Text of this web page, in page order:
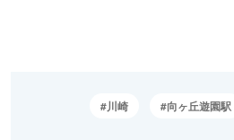
川崎 向ヶ丘遊園駅